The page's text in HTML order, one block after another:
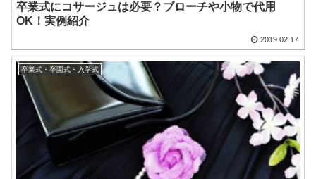
卒業式にコサージュは必要？ブローチや小物で代用
OK！実例紹介
2019.02.17
卒業式・卒園式・入学式